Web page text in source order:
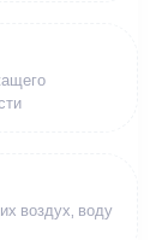
воздух, воду